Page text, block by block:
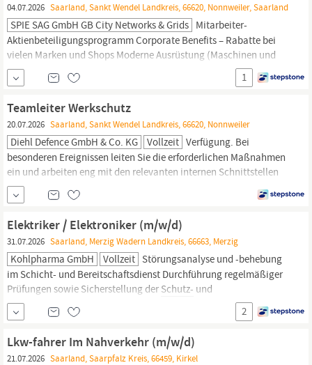
04.07.2026 Saarland, Sankt Wendel Landkreis, 66620, Nonnweiler, Saarland
SPIE SAG GmbH GB City Networks & Grids Mitarbeiter-
Aktienbeteiligungsprogramm Corporate Benefits – Rabatte bei
vielen Marken und Shops Moderne Ausrüstung (Maschinen und
Fuhrpark) sowie Bereitstellung der persönlichen
Schutzausrüstung
/ hochwertiger Arbeitskleidung und hohe
Weiterbildungsprogramme durch die SPIE...
1
Teamleiter Werkschutz
20.07.2026 Saarland, Sankt Wendel Landkreis, 66620, Nonnweiler
Diehl Defence GmbH & Co. KG Vollzeit Verfügung. Bei
besonderen Ereignissen leiten Sie die erforder­lichen Maßnahmen
ein und arbeiten eng mit den relevanten internen Schnitt­stellen
zusammen. Im Tagesgeschäft verantworten Sie den Objekt­ schutz
die Kontroll- und Streifen­dienste sowie die Über­wachung der
- und Melde­technik; darüber hinaus koordinieren Sie
beisicher­heits­rele­vanten
Elektriker / Elektroniker (m/w/d)
31.07.2026 Saarland, Merzig Wadern Landkreis, 66663, Merzig
Kohlpharma GmbH Vollzeit Störungsanalyse und -behebung
im Schicht- und Bereitschaftsdienst Durchführung regelmäßiger
Prüfungen sowie Sicherstellung der Schutz- und
Sicherheitsmaßnahmen
Durchführung und Organisation der
DGUV-V3-Prüfungen Überwachung und Optimierung des
Energieverbrauchs sowie Identifikation von Einsparpotenzialen
Sie verfügen über eine...
2
Lkw-fahrer Im Nahverkehr (m/w/d)
21.07.2026 Saarland, Saarpfalz Kreis, 66459, Kirkel